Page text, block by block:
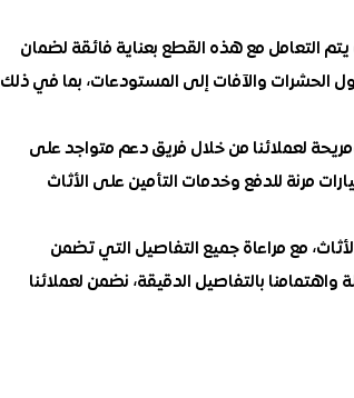
التعامل مع هذه القطع بعناية فائقة لضمان
الحشرات والآفات إلى المستودعات، بما في ذلك
لعملائنا من خلال فريق دعم متواجد على
مرنة للدفع وخدمات التأمين على الأثاث
مع مراعاة جميع التفاصيل التي تضمن
بالتفاصيل الدقيقة، نضمن لعملائنا